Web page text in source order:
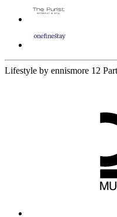
Lifestyle by ennismore 12